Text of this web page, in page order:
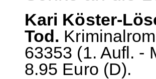
Kari Köster-
Tod.
63353 (1. Aufl. -
8.95 Euro (D).